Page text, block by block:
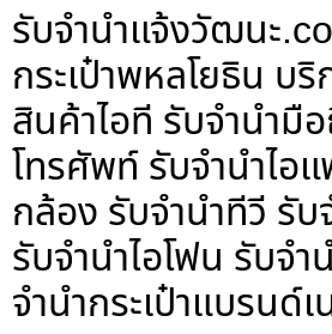
รับจํานําแจ้งวัฒนะ
กระเป๋าพหลโยธิน บริ
สินค้าไอที รับจำนำมื
โทรศัพท์ รับจำนำไอ
กล้อง รับจำนำทีวี รับ
รับจำนำไอโฟน รับจ
จำนำกระเป๋าแบรนด์เ